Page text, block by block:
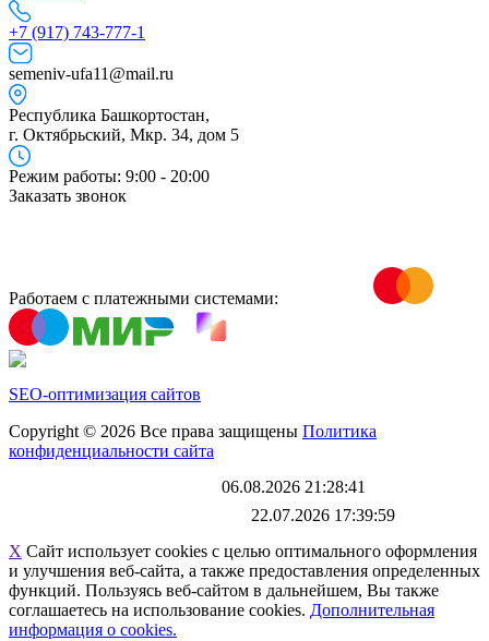
+7 (917) 743-777-1
semeniv-ufa11@mail.ru
Республика Башкортостан,
г. Октябрьский, Мкр. 34, дом 5
Режим работы: 9:00 - 20:00
Заказать звонок
Работаем с платежными системами:
SEO-оптимизация сайтов
Copyright © 2026 Все права защищены Политика
конфиденциальности сайта
06.08.2026 21:28:41
22.07.2026 17:39:59
X Сайт использует cookies с целью оптимального оформления
и улучшения веб-сайта, а также предоставления определенных
функций. Пользуясь веб-сайтом в дальнейшем, Вы также
соглашаетесь на использование cookies. Дополнительная
информация о cookies.